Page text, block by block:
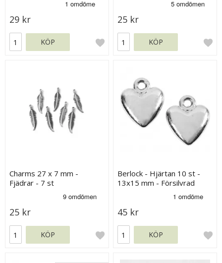
29 kr
KÖP
25 kr
KÖP
Charms 27 x 7 mm -
Fjädrar - 7 st
25 kr
KÖP
Berlock - Hjärtan 10 st -
13x15 mm - Försilvrad
45 kr
KÖP